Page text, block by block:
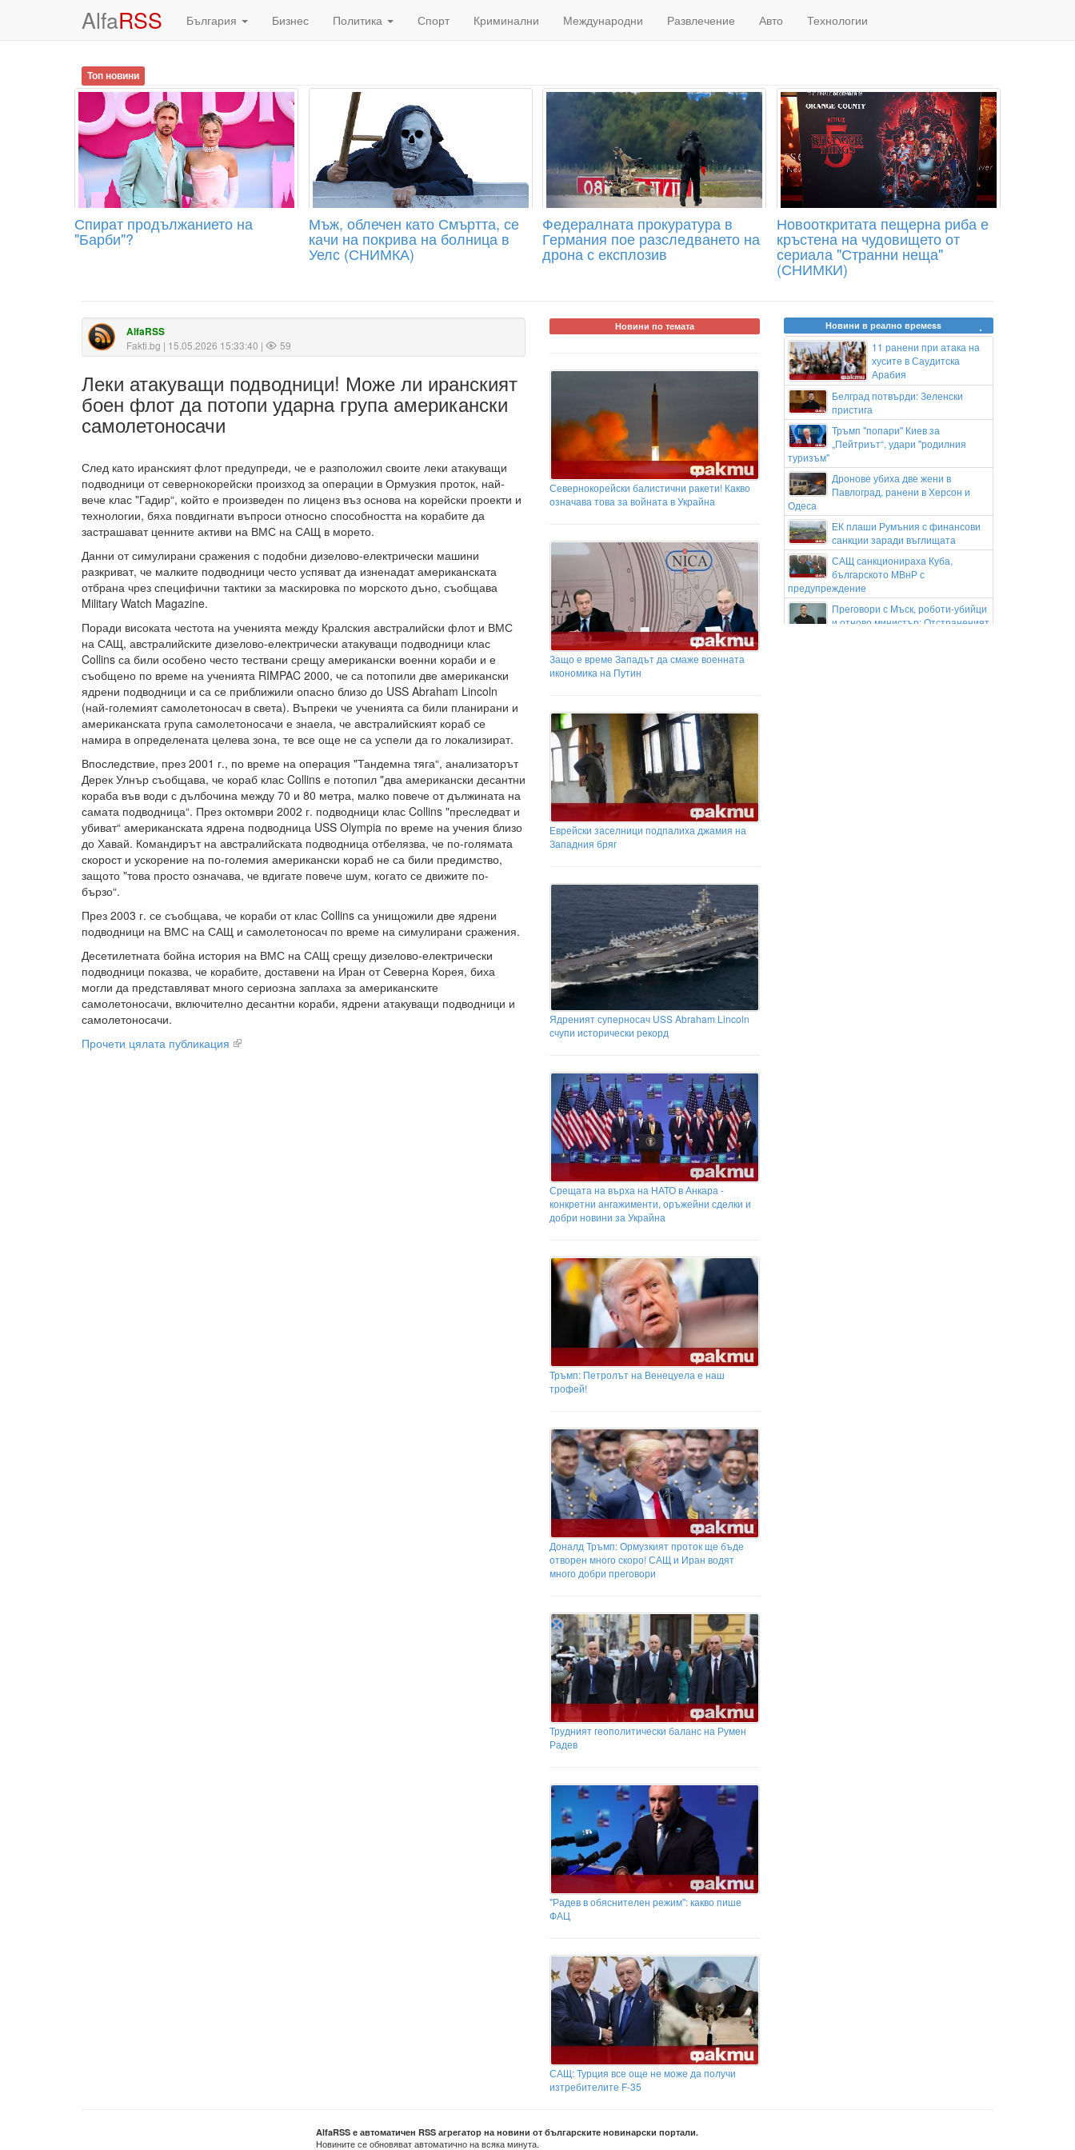
AlfaRSS България Бизнес Политика Спорт Криминални Международни Развлечение Авто Технологии
Топ новини
Спират продължанието на
"Барби"?
Мъж, облечен като Смъртта, се
качи на покрива на болница в
Уелс (СНИМКА)
Федералната прокуратура в
Германия пое разследването на
дрона с експлозив
Новооткритата пещерна риба е
кръстена на чудовището от
сериала "Странни неща"
(СНИМКИ)
AlfaRSS
Fakti.bg | 15.05.2026 15:33:40 | 59
Леки атакуващи подводници! Може ли иранският
боен флот да потопи ударна група американски
самолетоносачи
След като иранският флот предупреди, че е разположил своите леки атакуващи
подводници от севернокорейски произход за операции в Ормузкия проток, най-
вече клас "Гадир“, който е произведен по лиценз въз основа на корейски проекти и
технологии, бяха повдигнати въпроси относно способността на корабите да
застрашават ценните активи на ВМС на САЩ в морето.
Данни от симулирани сражения с подобни дизелово-електрически машини
разкриват, че малките подводници често успяват да изненадат американската
отбрана чрез специфични тактики за маскировка по морското дъно, съобщава
Military Watch Magazine.
Поради високата честота на ученията между Кралския австралийски флот и ВМС
на САЩ, австралийските дизелово-електрически атакуващи подводници клас
Collins са били особено често тествани срещу американски военни кораби и е
съобщено по време на ученията RIMPAC 2000, че са потопили две американски
ядрени подводници и са се приближили опасно близо до USS Abraham Lincoln
(най-големият самолетоносач в света). Въпреки че ученията са били планирани и
американската група самолетоносачи е знаела, че австралийският кораб се
намира в определената целева зона, те все още не са успели да го локализират.
Впоследствие, през 2001 г., по време на операция "Тандемна тяга“, анализаторът
Дерек Улнър съобщава, че кораб клас Collins е потопил "два американски десантни
кораба във води с дълбочина между 70 и 80 метра, малко повече от дължината на
самата подводница“. През октомври 2002 г. подводници клас Collins "преследват и
убиват“ американската ядрена подводница USS Olympia по време на учения близо
до Хавай. Командирът на австралийската подводница отбелязва, че по-голямата
скорост и ускорение на по-големия американски кораб не са били предимство,
защото "това просто означава, че вдигате повече шум, когато се движите по-
бързо“.
През 2003 г. се съобщава, че кораби от клас Collins са унищожили две ядрени
подводници на ВМС на САЩ и самолетоносач по време на симулирани сражения.
Десетилетната бойна история на ВМС на САЩ срещу дизелово-електрически
подводници показва, че корабите, доставени на Иран от Северна Корея, биха
могли да представляват много сериозна заплаха за американските
самолетоносачи, включително десантни кораби, ядрени атакуващи подводници и
самолетоносачи.
Прочети цялата публикация
Новини по темата
Севернокорейски балистични ракети! Какво
означава това за войната в Украйна
Защо е време Западът да смаже военната
икономика на Путин
Еврейски заселници подпалиха джамия на
Западния бряг
Ядреният суперносач USS Abraham Lincoln
счупи исторически рекорд
Срещата на върха на НАТО в Анкара -
конкретни ангажименти, оръжейни сделки и
добри новини за Украйна
Тръмп: Петролът на Венецуела е наш
трофей!
Доналд Тръмп: Ормузкият проток ще бъде
отворен много скоро! САЩ и Иран водят
много добри преговори
Трудният геополитически баланс на Румен
Радев
"Радев в обяснителен режим": какво пише
ФАЦ
САЩ: Турция все още не може да получи
изтребителите F-35
Новини в реално времеss
11 ранени при атака на
хусите в Саудитска
Арабия
Белград потвърди: Зеленски
пристига
Тръмп "попари" Киев за
„Пейтриът“, удари "родилния
туризъм"
Дронове убиха две жени в
Павлоград, ранени в Херсон и
Одеса
ЕК плаши Румъния с финансови
санкции заради въглищата
САЩ санкционираха Куба,
българското МВнР с
предупреждение
Преговори с Мъск, роботи-убийци
и отново министър: Отстраненият
AlfaRSS е автоматичен RSS агрегатор на новини от българските новинарски портали.
Новините се обновяват автоматично на всяка минута.